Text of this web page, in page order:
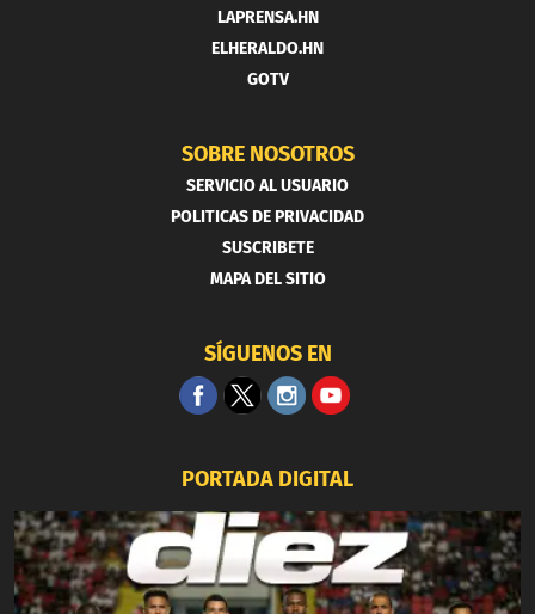
LAPRENSA.HN
ELHERALDO.HN
GOTV
SOBRE NOSOTROS
SERVICIO AL USUARIO
POLITICAS DE PRIVACIDAD
SUSCRIBETE
MAPA DEL SITIO
SÍGUENOS EN
PORTADA DIGITAL